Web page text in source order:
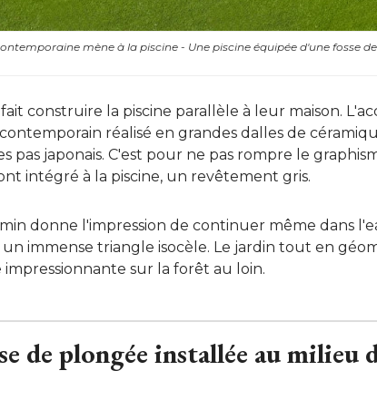
mène à la piscine - Une piscine équipée d'une fosse
construire la piscine parallèle à leur maison.
réalisé en grandes dalles de
pas japonais. C'est pour ne pas rompre le
intégré à la piscine, un revêtement gris.
donne l'impression de continuer même dans
immense triangle isocèle. Le jardin tout en
impressionnante sur la forêt au loin.
de plongée installée au milieu